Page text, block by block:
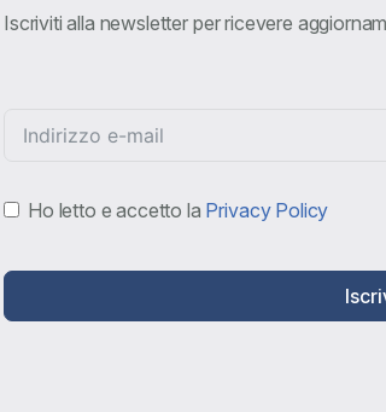
Iscriviti alla newsletter per ricevere
Ho letto e accetto la Privacy Policy